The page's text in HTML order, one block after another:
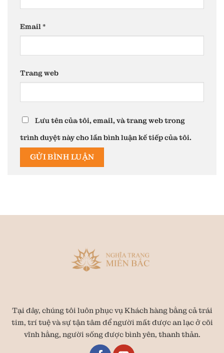
Email*
Trang web
Lưu tên của tôi, email, và trang web trong
trình duyệt này cho lần bình luận kế tiếp của tôi.
Tại đây, chúng tôi luôn phục vụ Khách hàng bằng cả trái
tim, trí tuệ và sự tận tâm để người mất được an lạc ở cõi
vĩnh hằng, người sống được bình yên, thanh thản.